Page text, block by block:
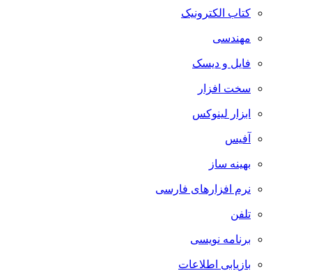
کتاب الکترونیک
مهندسی
فایل و دیسک
سخت افزار
ابزار لینوکس
آفیس
بهینه ساز
نرم افزارهای فارسی
تلفن
برنامه نویسی
بازیابی اطلاعات